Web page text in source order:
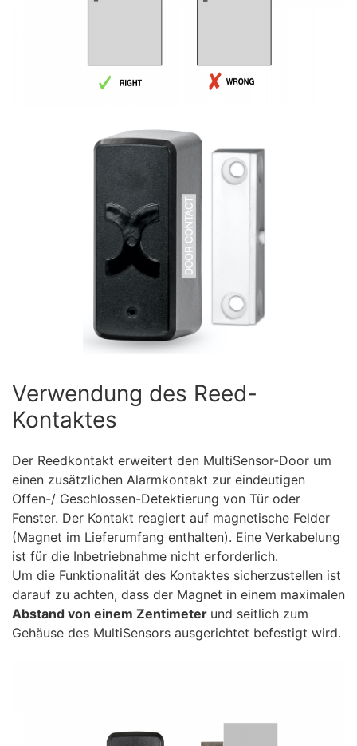
Verwendung des Reed-
Kontaktes
Der Reedkontakt erweitert den MultiSensor-Door um
einen zusätzlichen Alarmkontakt zur eindeutigen
Offen-/ Geschlossen-Detektierung von Tür oder
Fenster. Der Kontakt reagiert auf magnetische Felder
(Magnet im Lieferumfang enthalten). Eine Verkabelung
ist für die Inbetriebnahme nicht erforderlich.
Um die Funktionalität des Kontaktes sicherzustellen ist
darauf zu achten, dass der Magnet in einem maximalen
Abstand von einem Zentimeter und seitlich zum
Gehäuse des MultiSensors ausgerichtet befestigt wird.